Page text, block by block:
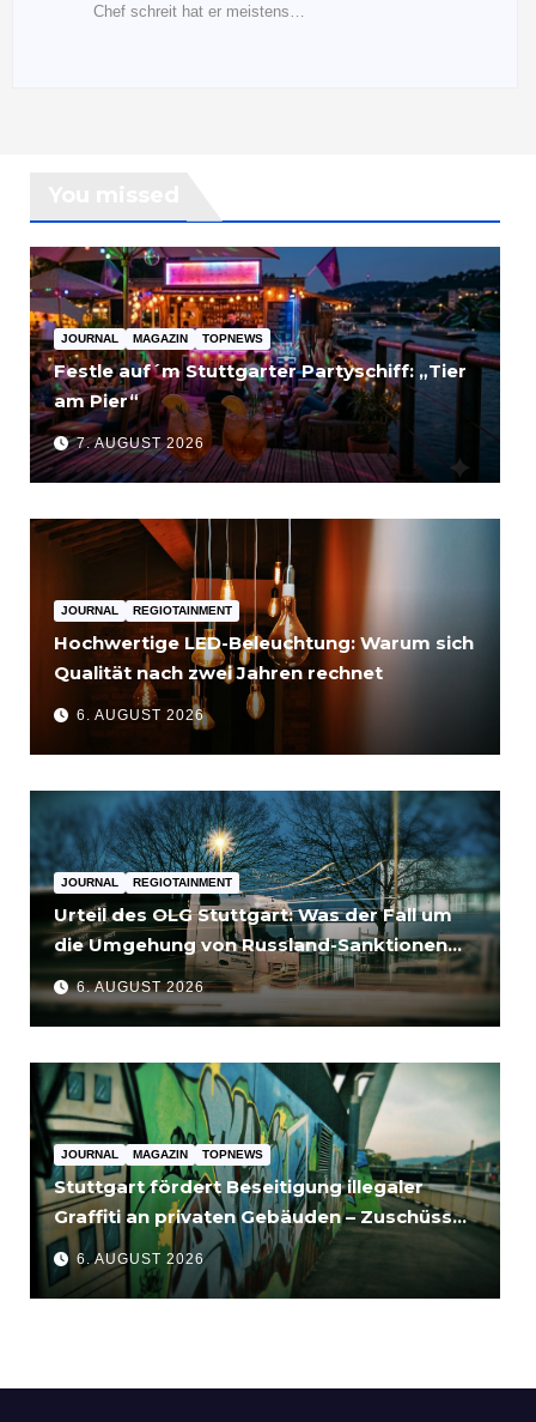
Chef schreit hat er meistens…
JOURNAL MAGAZIN TOPNEWS
Festle auf´m Stuttgarter Partyschiff: „Tier
am Pier“
7. AUGUST 2026
JOURNAL REGIOTAINMENT
Hochwertige LED-Beleuchtung: Warum sich
Qualität nach zwei Jahren rechnet
6. AUGUST 2026
JOURNAL REGIOTAINMENT
Urteil des OLG Stuttgart: Was der Fall um
die Umgehung von Russland-Sanktionen
für Unternehmen bedeutet
6. AUGUST 2026
JOURNAL MAGAZIN TOPNEWS
Stuttgart fördert Beseitigung illegaler
Graffiti an privaten Gebäuden – Zuschüsse
bis 3.500 Euro
6. AUGUST 2026